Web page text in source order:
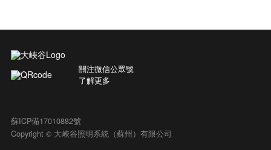
關注微信公眾號
了解更多
蘇ICP備17010882號
Copyright © 大峽谷照明系統（蘇州）有限公司